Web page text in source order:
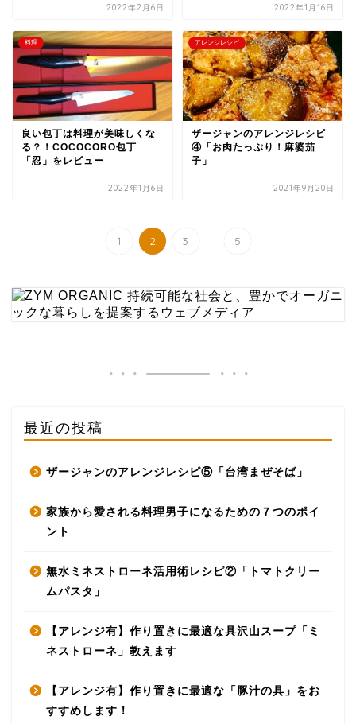
2022年2月6日 2022年1月16日
料理
良い包丁は料理が美味しくな
る？！COCOCORO包丁
「忍」をレビュー
2022年1月6日
アレンジレシピ
ザージャンのアレンジレシピ
④「お肉たっぷり！麻婆茄
子」
2021年9月20日
1 2 3 ... 5
最近の投稿
ザージャンのアレンジレシピ⑤「台湾まぜそば」
家族から愛される料理男子になるための７つのポイ
ント
無水ミネストローネ活用術レシピ②「トマトクリー
ムパスタ」
【アレンジ有】作り置きに最適な具沢山スープ「ミ
ネストローネ」教えます
【アレンジ有】作り置きに最適な「豚汁の具」をお
すすめします！